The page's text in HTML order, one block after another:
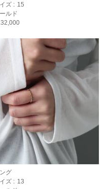
ズ : 15
ルド
グ
ズ : 13